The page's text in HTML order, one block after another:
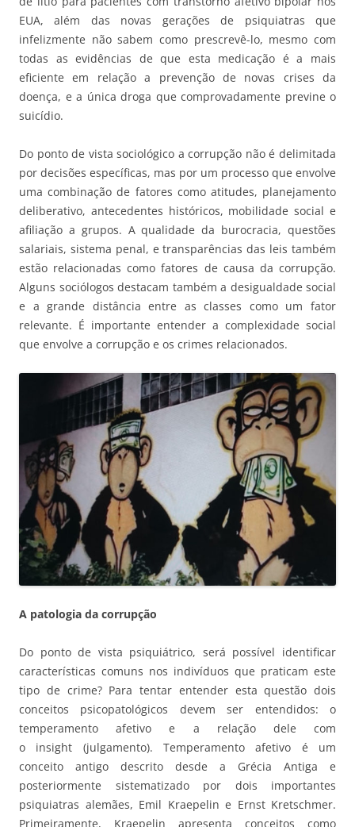
EUA, além das novas gerações de psiquiatras que
infelizmente não sabem como prescrevê-lo, mesmo com
todas as evidências de que esta medicação é a mais
eficiente em relação a prevenção de novas crises da
doença, e a única droga que comprovadamente previne o
suicídio.
Do ponto de vista sociológico a corrupção não é delimitada
por decisões específicas, mas por um processo que envolve
uma combinação de fatores como atitudes, planejamento
deliberativo, antecedentes históricos, mobilidade social e
afiliação a grupos. A qualidade da burocracia, questões
salariais, sistema penal, e transparências das leis também
estão relacionadas como fatores de causa da corrupção.
Alguns sociólogos destacam também a desigualdade social
e a grande distância entre as classes como um fator
relevante. É importante entender a complexidade social
que envolve a corrupção e os crimes relacionados.
A patologia da corrupção
Do ponto de vista psiquiátrico, será possível identificar
características comuns nos indivíduos que praticam este
tipo de crime? Para tentar entender esta questão dois
conceitos psicopatológicos devem ser entendidos: o
temperamento afetivo e a relação dele com
o insight (julgamento). Temperamento afetivo é um
conceito antigo descrito desde a Grécia Antiga e
posteriormente sistematizado por dois importantes
psiquiatras alemães, Emil Kraepelin e Ernst Kretschmer.
Primeiramente, Kraepelin apresenta conceitos como